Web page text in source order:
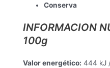
Conserva
INFORMACION
100g
Valor energético: 444 kJ